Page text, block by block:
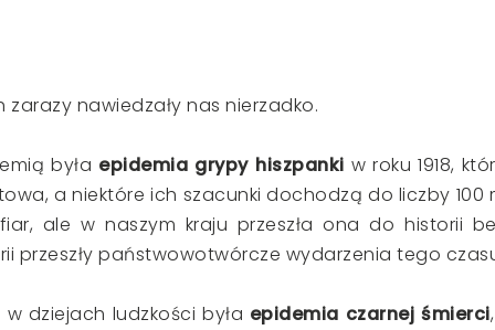
zarazy nawiedzały nas nierzadko.
była epidemia grypy hiszpanki w roku 1918,
a niektóre ich szacunki dochodzą do liczby 100
ale w naszym kraju przeszła ona do historii
przeszły państwowotwórcze wydarzenia tego
dziejach ludzkości była epidemia czarnej śmierci